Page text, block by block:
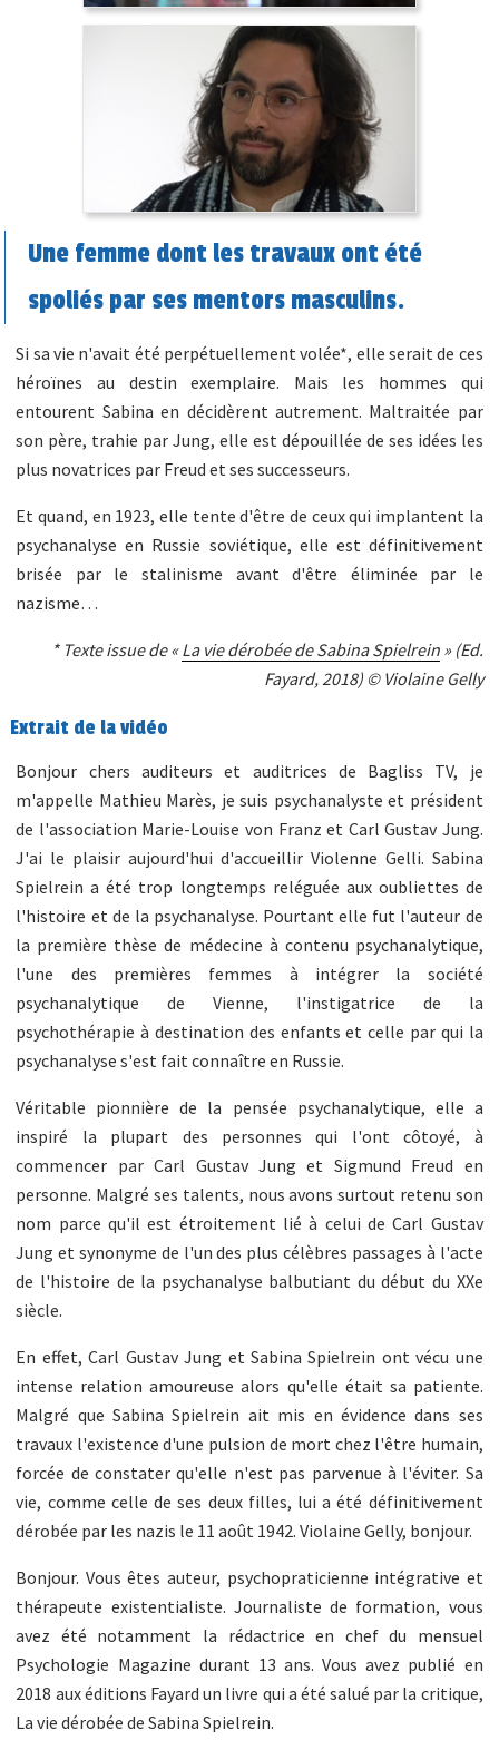
Une femme dont les travaux ont été
spoliés par ses mentors masculins.
Si sa vie n'avait été perpétuellement volée*, elle serait de ces
héroïnes au destin exemplaire. Mais les hommes qui
entourent Sabina en décidèrent autrement. Maltraitée par
son père, trahie par Jung, elle est dépouillée de ses idées les
plus novatrices par Freud et ses successeurs.
Et quand, en 1923, elle tente d'être de ceux qui implantent la
psychanalyse en Russie soviétique, elle est définitivement
brisée par le stalinisme avant d'être éliminée par le
nazisme…
* Texte issue de «La vie dérobée de Sabina Spielrein» (Ed.
Fayard, 2018) © Violaine Gelly
Extrait de la vidéo
Bonjour chers auditeurs et auditrices de Bagliss TV, je
m'appelle Mathieu Marès, je suis psychanalyste et président
de l'association Marie-Louise von Franz et Carl Gustav Jung.
J'ai le plaisir aujourd'hui d'accueillir Violenne Gelli. Sabina
Spielrein a été trop longtemps reléguée aux oubliettes de
l'histoire et de la psychanalyse. Pourtant elle fut l'auteur de
la première thèse de médecine à contenu psychanalytique,
l'une des premières femmes à intégrer la société
psychanalytique de Vienne, l'instigatrice de la
psychothérapie à destination des enfants et celle par qui la
psychanalyse s'est fait connaître en Russie.
Véritable pionnière de la pensée psychanalytique, elle a
inspiré la plupart des personnes qui l'ont côtoyé, à
commencer par Carl Gustav Jung et Sigmund Freud en
personne. Malgré ses talents, nous avons surtout retenu son
nom parce qu'il est étroitement lié à celui de Carl Gustav
Jung et synonyme de l'un des plus célèbres passages à l'acte
de l'histoire de la psychanalyse balbutiant du début du XXe
siècle.
En effet, Carl Gustav Jung et Sabina Spielrein ont vécu une
intense relation amoureuse alors qu'elle était sa patiente.
Malgré que Sabina Spielrein ait mis en évidence dans ses
travaux l'existence d'une pulsion de mort chez l'être humain,
forcée de constater qu'elle n'est pas parvenue à l'éviter. Sa
vie, comme celle de ses deux filles, lui a été définitivement
dérobée par les nazis le 11 août 1942. Violaine Gelly, bonjour.
Bonjour. Vous êtes auteur, psychopraticienne intégrative et
thérapeute existentialiste. Journaliste de formation, vous
avez été notamment la rédactrice en chef du mensuel
Psychologie Magazine durant 13 ans. Vous avez publié en
2018 aux éditions Fayard un livre qui a été salué par la critique,
La vie dérobée de Sabina Spielrein.